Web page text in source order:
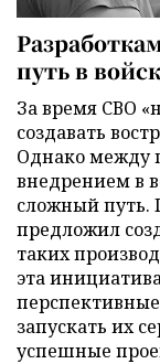
путь в
За время СВО
создавать
Однако между
внедрением в
сложный путь.
предложил
таких
эта
запускать их
успешные